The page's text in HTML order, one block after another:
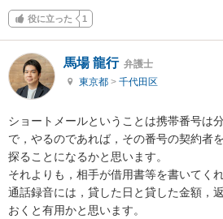
役に立った 1
馬場 龍行 弁護士
東京都 > 千代田区
ショートメールということは携帯番号は
で，やるのであれば，その番号の契約者
探ることになるかと思います。
それよりも，相手が借用書等を書いてく
通話録音には，貸した日と貸した金額，
おくと有用かと思います。